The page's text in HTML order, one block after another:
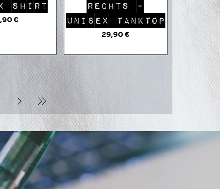
SHIRT
€
RECHTS -
UNISEX TANKTOP
Preis
29,90 €